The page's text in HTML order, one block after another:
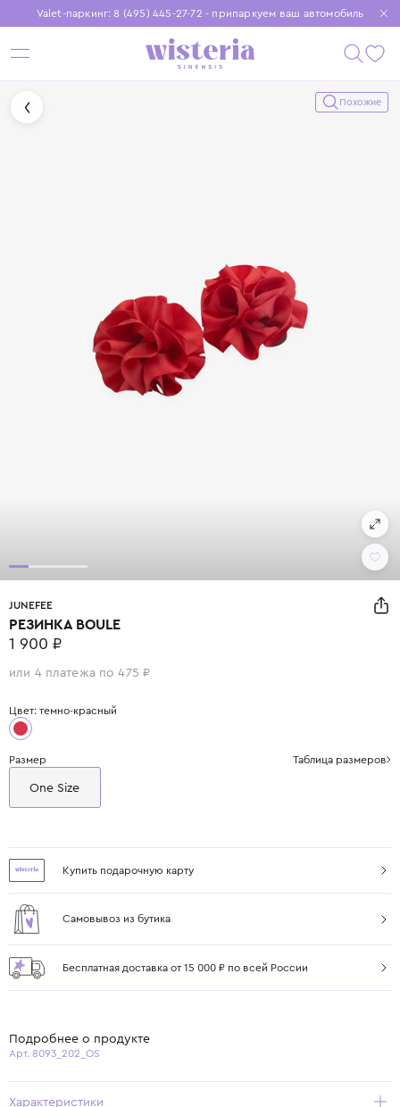
Valet-паркинг: 8 (495) 445-27-72 - припаркуем ваш автомобиль
Бесплатная доставка при заказе от 15 000 ₽
Установите приложение, чтобы покупки были еще удобнее
Похожие
JUNEFEE
РЕЗИНКА BOULE
1 900 ₽
или 4 платежа по 475 ₽
Цвет: темно-красный
Размер Таблица размеров
One Size
Купить подарочную карту
Самовывоз из бутика
Бесплатная доставка от 15 000 ₽ по всей России
Подробнее о продукте
Арт. 8093_202_OS
Характеристики